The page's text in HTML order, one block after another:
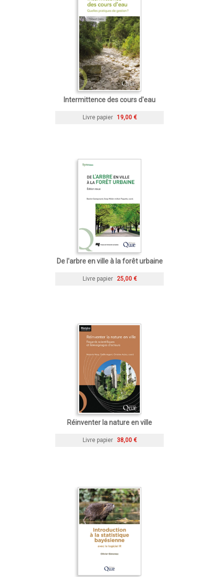
Intermittence des cours d'eau
Livre papier 19,00 €
De l'arbre en ville à la forêt urbaine
Livre papier 25,00 €
Réinventer la nature en ville
Livre papier 38,00 €